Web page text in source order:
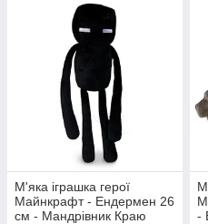
М'яка іграшка герої
Майнкрафт - Ендермен 26
см - Мандрівник Краю
-